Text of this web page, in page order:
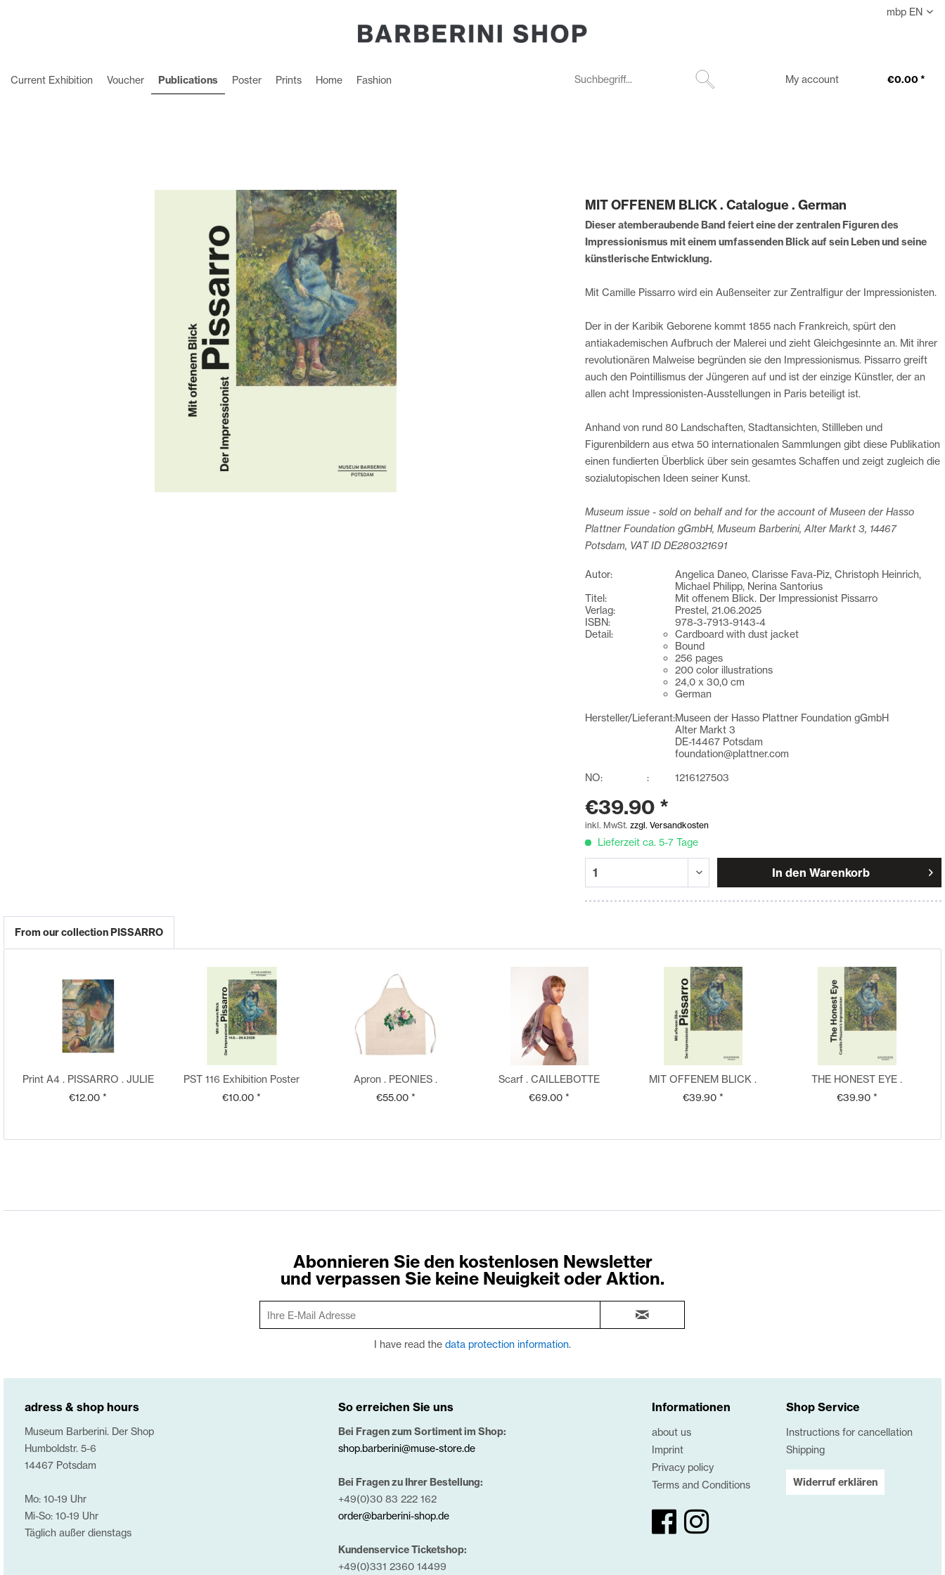
mbp EN
Current Exhibition Voucher Publications Poster Prints Home Fashion My account €0.00 *
MIT OFFENEM BLICK . Catalogue . German
Dieser atemberaubende Band feiert eine der zentralen Figuren des
Impressionismus mit einem umfassenden Blick auf sein Leben und seine
künstlerische Entwicklung.
Mit Camille Pissarro wird ein Außenseiter zur Zentralfigur der Impressionisten.
Der in der Karibik Geborene kommt 1855 nach Frankreich, spürt den
antiakademischen Aufbruch der Malerei und zieht Gleichgesinnte an. Mit ihrer
revolutionären Malweise begründen sie den Impressionismus. Pissarro greift
auch den Pointillismus der Jüngeren auf und ist der einzige Künstler, der an
allen acht Impressionisten-Ausstellungen in Paris beteiligt ist.
Anhand von rund 80 Landschaften, Stadtansichten, Stillleben und
Figurenbildern aus etwa 50 internationalen Sammlungen gibt diese Publikation
einen fundierten Überblick über sein gesamtes Schaffen und zeigt zugleich die
sozialutopischen Ideen seiner Kunst.
Museum issue - sold on behalf and for the account of Museen der Hasso
Plattner Foundation gGmbH, Museum Barberini, Alter Markt 3, 14467
Potsdam, VAT ID DE280321691
Autor:
Angelica Daneo, Clarisse Fava-Piz, Christoph Heinrich,
Michael Philipp, Nerina Santorius
Titel:
Mit offenem Blick. Der Impressionist Pissarro
Verlag:
Prestel, 21.06.2025
ISBN:
978-3-7913-9143-4
Detail:
Cardboard with dust jacket
Bound
256 pages
200 color illustrations
24,0 x 30,0 cm
German
Hersteller/Lieferant:Museen der Hasso Plattner Foundation gGmbH
Alter Markt 3
DE-14467 Potsdam
foundation@plattner.com
NO: :
1216127503
€39.90 *
inkl. MwSt.zzgl. Versandkosten
Lieferzeit ca. 5-7 Tage
In den Warenkorb
From our collection PISSARRO
Print A4 . PISSARRO . JULIE
NÄHT AM FENSTER ....
€12.00 *
PST 116 Exhibition Poster
The Honest Eye
€10.00 *
Apron . PEONIES .
CAILLEBOTTE . edited by
€55.00 *
Scarf . CAILLEBOTTE
FLOWERS
€69.00 *
MIT OFFENEM BLICK .
Catalogue . German
€39.90 *
THE HONEST EYE .
Catalogue . English
€39.90 *
Abonnieren Sie den kostenlosen Newsletter
und verpassen Sie keine Neuigkeit oder Aktion.
I have read the data protection information.
adress & shop hours
Museum Barberini. Der Shop
Humboldstr. 5-6
14467 Potsdam
Mo: 10-19 Uhr
Mi-So: 10-19 Uhr
Täglich außer dienstags
So erreichen Sie uns
Bei Fragen zum Sortiment im Shop:
shop.barberini@muse-store.de
Bei Fragen zu Ihrer Bestellung:
+49(0)30 83 222 162
order@barberini-shop.de
Kundenservice Ticketshop:
+49(0)331 2360 14499
Informationen
about us
Imprint
Privacy policy
Terms and Conditions
Shop Service
Instructions for cancellation
Shipping
Widerruf erklären